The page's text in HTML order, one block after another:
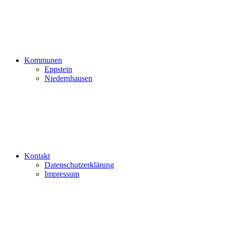
Kommunen
Eppstein
Niedernhausen
Kontakt
Datenschutzerklärung
Impressum